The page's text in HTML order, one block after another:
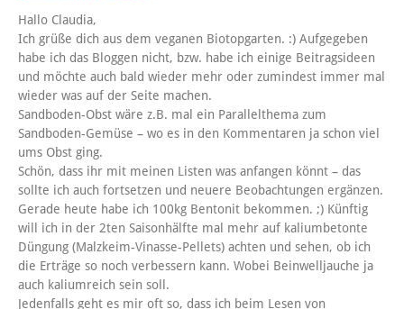
Hallo Claudia,
Ich grüße dich aus dem veganen Biotopgarten. :) Aufgegeben
habe ich das Bloggen nicht, bzw. habe ich einige Beitragsideen
und möchte auch bald wieder mehr oder zumindest immer mal
wieder was auf der Seite machen.
Sandboden-Obst wäre z.B. mal ein Parallelthema zum
Sandboden-Gemüse – wo es in den Kommentaren ja schon viel
ums Obst ging.
Schön, dass ihr mit meinen Listen was anfangen könnt – das
sollte ich auch fortsetzen und neuere Beobachtungen ergänzen.
Gerade heute habe ich 100kg Bentonit bekommen. ;) Künftig
will ich in der 2ten Saisonhälfte mal mehr auf kaliumbetonte
Düngung (Malzkeim-Vinasse-Pellets) achten und sehen, ob ich
die Erträge so noch verbessern kann. Wobei Beinwelljauche ja
auch kaliumreich sein soll.
Jedenfalls geht es mir oft so, dass ich beim Lesen von